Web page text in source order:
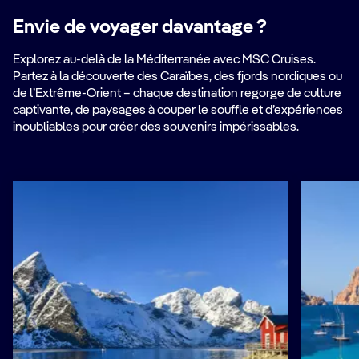
Envie de voyager davantage ?
Explorez au-delà de la Méditerranée avec MSC Cruises.
Partez à la découverte des Caraïbes, des fjords nordiques ou
de l’Extrême-Orient – chaque destination regorge de culture
captivante, de paysages à couper le souffle et d’expériences
inoubliables pour créer des souvenirs impérissables.